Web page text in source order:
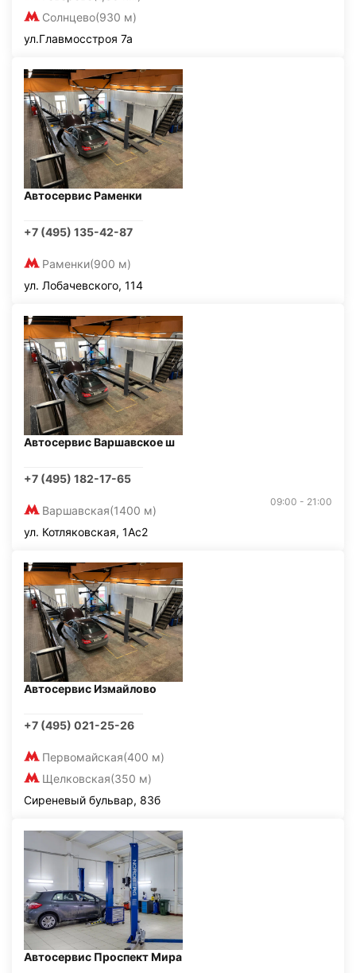
Солнцево(930 м)
ул.Главмосстроя 7а
Автосервис Раменки
+7 (495) 135-42-87
Раменки(900 м)
ул. Лобачевского, 114
Автосервис Варшавское ш
+7 (495) 182-17-65
Варшавская(1400 м)
09:00 - 21:00
ул. Котляковская, 1Ас2
Автосервис Измайлово
+7 (495) 021-25-26
Первомайская(400 м)
Щелковская(350 м)
Сиреневый бульвар, 83б
Автосервис Проспект Мира